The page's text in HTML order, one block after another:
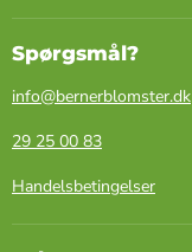
Spørgsmål?
info@bernerblomster.dk
29 25 00 83
Handelsbetingelser